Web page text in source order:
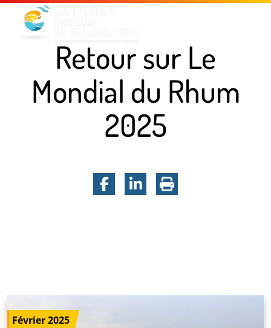
Menu principal
Contenu principal
Pied de page
Retour sur Le
Mondial du Rhum
2025
Facebook
LinkedInImprimer la
Février 2025